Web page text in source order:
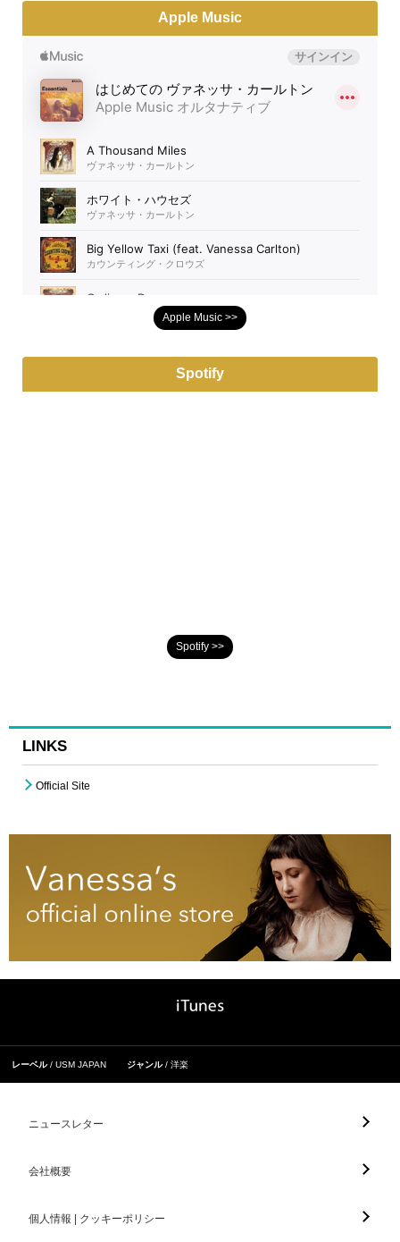
Apple Music
Apple Music >>
Spotify
Spotify >>
LINKS
Official Site
レーベル USM JAPAN ジャンル 洋楽
ニュースレター
会社概要
個人情報 | クッキーポリシー